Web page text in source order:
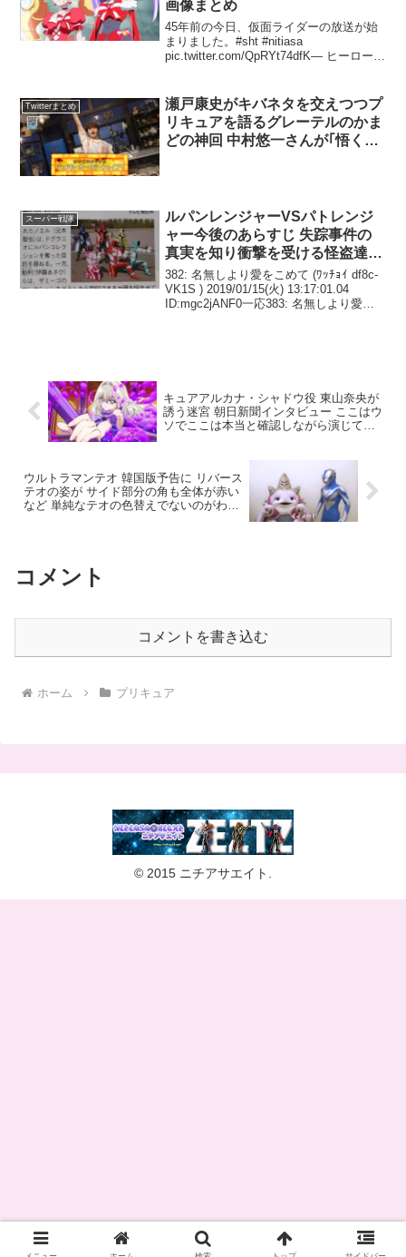
45年前の今日、仮面ライダーの放送が始
まりました。#sht #nitiasa
pic.twitter.com/QpRYt74dfK— ヒーローに
憧れて (@HERO10932) 2016年4月2日デ
ェェェェェェェン #nitiasa pic...
リキュアを語るグレーテルのかま
どの神回 中村悠一さんが｢悟く
ん｣って言ってるの、呪術の最強
ャー今後のあらすじ 失踪事件の
真実を知り衝撃を受ける怪盗達の
前に 巨大化したドラグニオが現
れ戦いを挑んだ怪盗達は危機に陥
る
382: 名無しより愛をこめて (ﾜｯﾁｮｲ df8c-
VK1S ) 2019/01/15(火) 13:17:01.04
ID:mgc2jANF0一応383: 名無しより愛を
こめて (ｱｳｱｳｳｰ Sa2b-/Mri ) 2019/01/1...
誘う迷宮 朝日新聞インタビュー ここはウ
ソでここは本当と確認しながら演じてい
る 共演者達も彼女の真実を推理している
が正解には辿り着いてない
テオの姿が サイド部分の角も全体が赤い
など 単純なテオの色替えでないのがわか
る 予告に出てくるという事は登場も結構
早い？
コメントを書き込む
© 2015 ニチアサエイト.